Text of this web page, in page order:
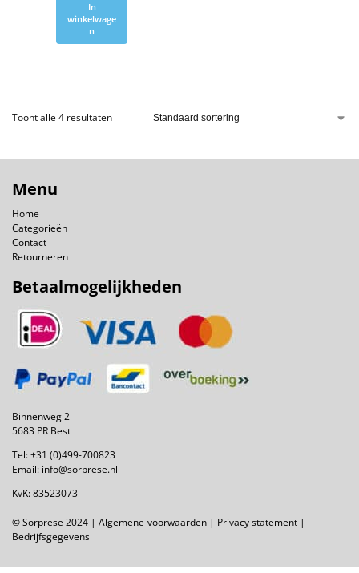
In
winkelwage
n
Toont alle 4 resultaten
Menu
Home
Categorieën
Contact
Retourneren
Betaalmogelijkheden
Binnenweg 2
5683 PR Best
Tel:+31 (0)499-700823
Email: info@sorprese.nl
KvK: 83523073
© Sorprese 2024 | Algemene-voorwaarden | Privacy statement |
Bedrijfsgegevens